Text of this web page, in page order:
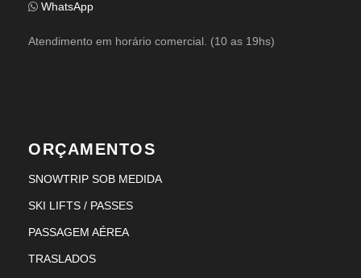
WhatsApp
Atendimento em horário comercial. (10 as 19hs)
ORÇAMENTOS
SNOWTRIP SOB MEDIDA
SKI LIFTS / PASSES
PASSAGEM AÉREA
TRASLADOS